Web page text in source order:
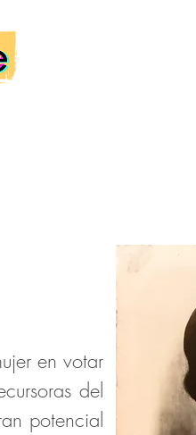
en votar
del
potencial